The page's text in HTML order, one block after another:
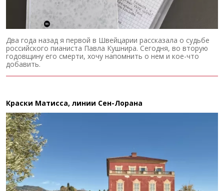
Два года назад я первой в Швейцарии рассказала о судьбе
российского пианиста Павла Кушнира. Сегодня, во вторую
годовщину его смерти, хочу напомнить о нем и кое-что
добавить.
Краски Матисса, линии Сен-Лорана